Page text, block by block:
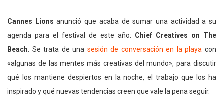
Cannes Lions anunció que acaba de sumar una actividad a su
agenda para el festival de este año: Chief Creatives on The
Beach . Se trata de una sesión de conversación en la playacon
«algunas de las mentes más creativas del mundo», para discutir
qué los mantiene despiertos en la noche, el trabajo que los ha
inspirado y qué nuevas tendencias creen que vale la pena seguir.